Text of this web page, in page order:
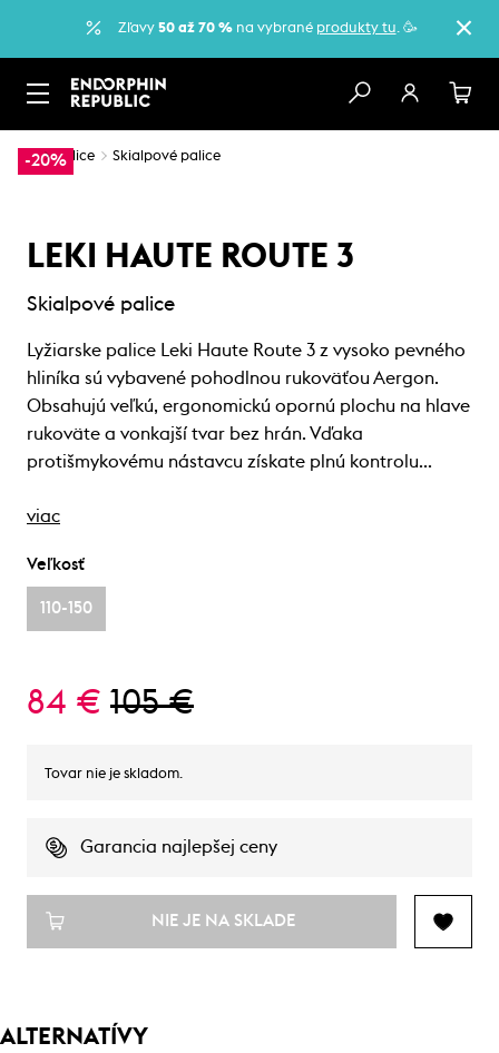
Zľavy 50 až 70 %na vybrané produkty tu. 🥳
-20%
… Palice Skialpové palice
LEKI HAUTE ROUTE 3
Skialpové palice
Lyžiarske palice Leki Haute Route 3 z vysoko pevného
hliníka sú vybavené pohodlnou rukoväťou Aergon.
Obsahujú veľkú, ergonomickú opornú plochu na hlave
rukoväte a vonkajší tvar bez hrán. Vďaka
protišmykovému nástavcu získate plnú kontrolu…
viac
Veľkosť
110-150
84 € 105 €
Tovar nie je skladom.
Garancia najlepšej ceny
NIE JE NA SKLADE
ALTERNATÍVY